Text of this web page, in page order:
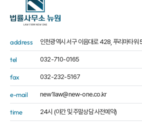
address 인천광역시 서구 이음대로 428, 푸리마타워
tel 032-710-0165
fax 032-232-5167
e-mail new1law@new-one.co.kr
time 24시 (야간 및 주말상담 사전예약)